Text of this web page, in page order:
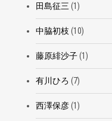
田島征三 (1)
中脇初枝 (10)
藤原緋沙子(1)
有川ひろ (7)
西澤保彦(1)